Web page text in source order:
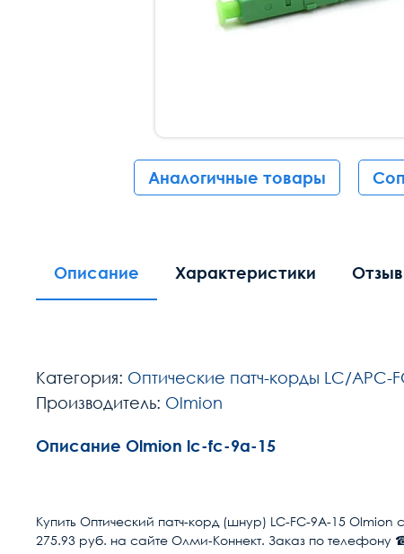
Аналогичные товары
Описание Характеристики
Категория: Оптические патч-корды LC/APC-
Производитель: Olmion
Описание Olmion lc-fc-9a-15
Тип волокна
Купить Оптический патч-корд (шнур) LC-FC-9A-15
275.93 руб. на сайте Олми-Коннект. Заказ по телефону